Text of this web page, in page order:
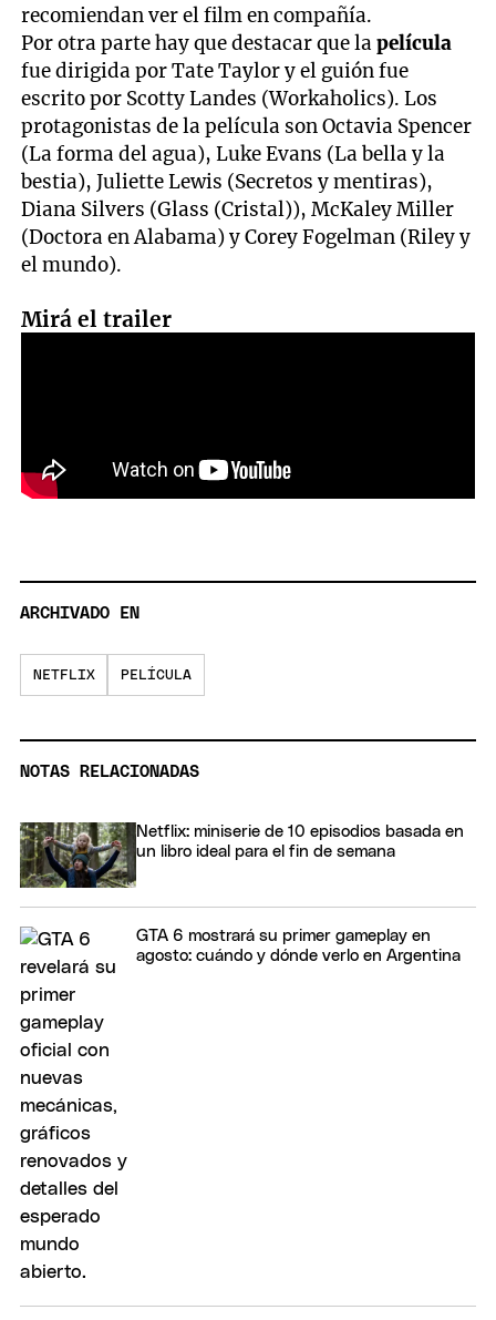
recomiendan ver el film en compañía.
Por otra parte hay que destacar que lapelícula
fue dirigida por Tate Taylor y el guión fue
escrito por Scotty Landes (Workaholics). Los
protagonistas de la película son Octavia Spencer
(La forma del agua), Luke Evans (La bella y la
bestia), Juliette Lewis (Secretos y mentiras),
Diana Silvers (Glass (Cristal)), McKaley Miller
(Doctora en Alabama) y Corey Fogelman (Riley y
el mundo).
Mirá el trailer
ARCHIVADO EN
NETFLIX PELÍCULA
NOTAS RELACIONADAS
Netflix: miniserie de 10 episodios basada en
un libro ideal para el fin de semana
GTA 6 mostrará su primer gameplay en
agosto: cuándo y dónde verlo en Argentina